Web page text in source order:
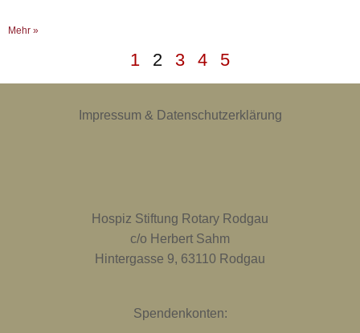
Mehr »
1 2 3 4 5
Impressum & Datenschutzerklärung
Hospiz Stiftung Rotary Rodgau
c/o Herbert Sahm
Hintergasse 9, 63110 Rodgau
Spendenkonten: